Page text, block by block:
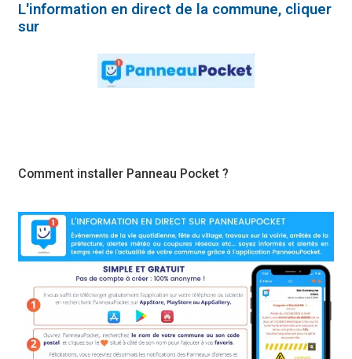
L'information en direct de la commune, cliquer
sur
Comment installer Panneau Pocket ?